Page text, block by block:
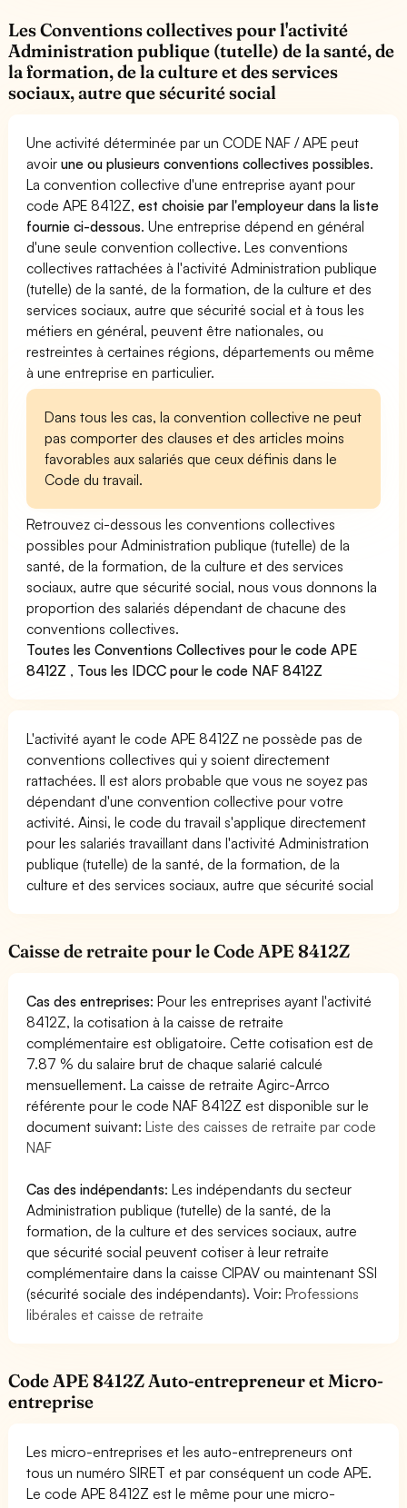
Les Conventions collectives pour l'activité
Administration publique (tutelle) de la santé, de
la formation, de la culture et des services
sociaux, autre que sécurité social
Une activité déterminée par un CODE NAF / APE peut
avoirune ou plusieurs conventions collectives possibles.
La convention collective d'une entreprise ayant pour
code APE 8412Z,est choisie par l'employeur dans la liste
fournie ci-dessous. Une entreprise dépend en général
d'une seule convention collective. Les conventions
collectives rattachées à l'activité Administration publique
(tutelle) de la santé, de la formation, de la culture et des
services sociaux, autre que sécurité social et à tous les
métiers en général, peuvent être nationales, ou
restreintes à certaines régions, départements ou même
à une entreprise en particulier.
Dans tous les cas, la convention collective ne peut
pas comporter des clauses et des articles moins
favorables aux salariés que ceux définis dans le
Code du travail.
Retrouvez ci-dessous les conventions collectives
possibles pour Administration publique (tutelle) de la
santé, de la formation, de la culture et des services
sociaux, autre que sécurité social, nous vous donnons la
proportion des salariés dépendant de chacune des
conventions collectives.
Toutes les Conventions Collectives pour le code APE
8412Z , Tous les IDCC pour le code NAF 8412Z
L'activité ayant le code APE 8412Z ne possède pas de
conventions collectives qui y soient directement
rattachées. Il est alors probable que vous ne soyez pas
dépendant d'une convention collective pour votre
activité. Ainsi, le code du travail s'applique directement
pour les salariés travaillant dans l'activité Administration
publique (tutelle) de la santé, de la formation, de la
culture et des services sociaux, autre que sécurité social
Caisse de retraite pour le Code APE 8412Z
Cas des entreprises: Pour les entreprises ayant l'activité
8412Z, la cotisation à la caisse de retraite
complémentaire est obligatoire. Cette cotisation est de
7.87 % du salaire brut de chaque salarié calculé
mensuellement. La caisse de retraite Agirc-Arrco
référente pour le code NAF 8412Z est disponible sur le
document suivant:Liste des caisses de retraite par code
NAF
Cas des indépendants: Les indépendants du secteur
Administration publique (tutelle) de la santé, de la
formation, de la culture et des services sociaux, autre
que sécurité social peuvent cotiser à leur retraite
complémentaire dans la caisse CIPAV ou maintenant SSI
(sécurité sociale des indépendants). Voir:Professions
libérales et caisse de retraite
Code APE 8412Z Auto-entrepreneur et Micro-
entreprise
Les micro-entreprises et les auto-entrepreneurs ont
tous un numéro SIRET et par conséquent un code APE.
Le code APE 8412Z est le même pour une micro-